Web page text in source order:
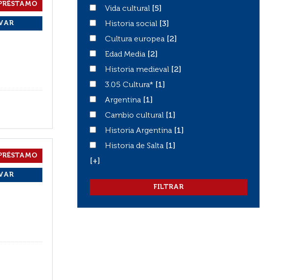
Vida cultural
Vida cultural
[5]
Historia social
Historia social
[3]
Cultura europea
Cultura europea
[2]
Edad Media
Edad Media
[2]
Historia medieval
Historia medieval
[2]
3.05 Cultura*
3.05 Cultura*
[1]
Argentina
Argentina
[1]
Cambio cultural
Cambio cultural
[1]
Historia Argentina
Historia Argentina
[1]
Historia de Salta
Historia de Salta
[1]
[+]